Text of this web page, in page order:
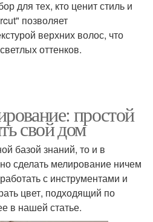
для тех, кто ценит стиль и
позволяет
верхних волос, что
оттенков.
простой
свой дом
базой знаний, то и в
сделать мелирование ничем
с инструментами и
цвет, подходящий по
в нашей статье.